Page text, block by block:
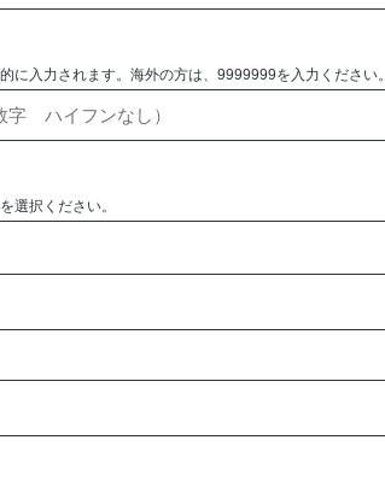
に入力されます。海外の方は、9999999を入力ください。
選択ください。